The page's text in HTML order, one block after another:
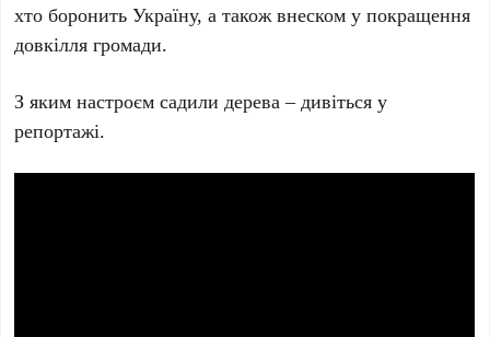
хто боронить Україну, а також внеском у покращення
довкілля громади.
З яким настроєм садили дерева – дивіться у
репортажі.